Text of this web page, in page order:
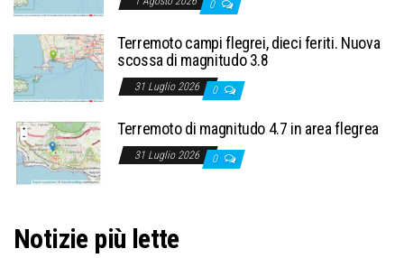
0
Terremoto campi flegrei, dieci feriti. Nuova
scossa di magnitudo 3.8
31 Luglio 2026 0
Terremoto di magnitudo 4.7 in area flegrea
31 Luglio 2026 0
Notizie più lette